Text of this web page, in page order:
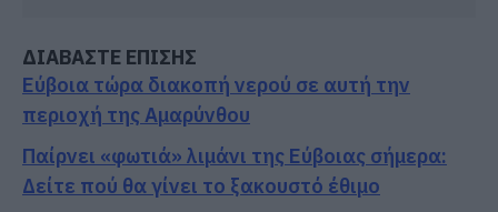
ΔΙΑΒΑΣΤΕ ΕΠΙΣΗΣ
Εύβοια τώρα διακοπή νερού σε αυτή την
περιοχή της Αμαρύνθου
Παίρνει «φωτιά» λιμάνι της Εύβοιας σήμερα:
Δείτε πού θα γίνει το ξακουστό έθιμο